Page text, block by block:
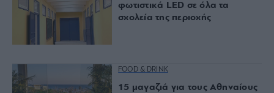
φωτιστικά LED σε όλα τα
σχολεία της περιοχής
FOOD & DRINK
15 μαγαζιά για τους Αθηναίους